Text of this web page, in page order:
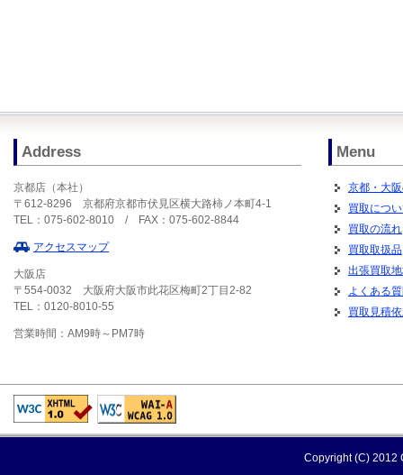
Address
京都店（本社）
〒612-8296 京都府京都市伏見区横大路柿ノ本町4-1
TEL：075-602-8010 / FAX：075-602-8844
アクセスマップ
大阪店
〒554-0032 大阪府大阪市此花区梅町2丁目2-82
TEL：0120-8010-55
営業時間：AM9時～PM7時
Menu
京都・大
買取につ
買取の流れ
買取取扱品
出張買取
よくある
買取見積
Copyright (C) 2012